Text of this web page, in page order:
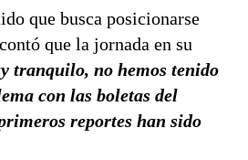
que busca posicionarse
que la jornada en su
tranquilo, no hemos tenido
con las boletas del
reportes han sido